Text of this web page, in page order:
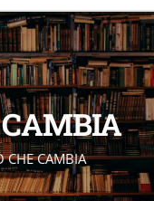
CAMBIA